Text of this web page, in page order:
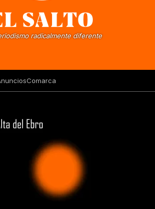
radicalmente diferente
Comarca